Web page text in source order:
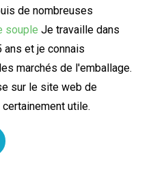
de nombreuses
souple Je travaille dans
et je connais
marchés de l'emballage.
sur le site web de
utile.